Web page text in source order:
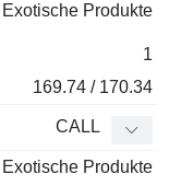
Exotische Produkte
1
169.74 / 170.34
CALL
Exotische Produkte